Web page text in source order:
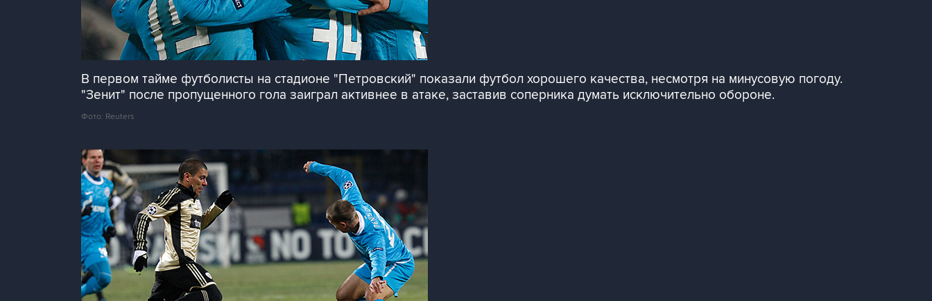
В первом тайме футболисты на стадионе "Петровский" показали футбол хорошего качества, несмотря на минусовую погоду.
"Зенит" после пропущенного гола заиграл активнее в атаке, заставив соперника думать исключительно обороне.
Фото: Reuters